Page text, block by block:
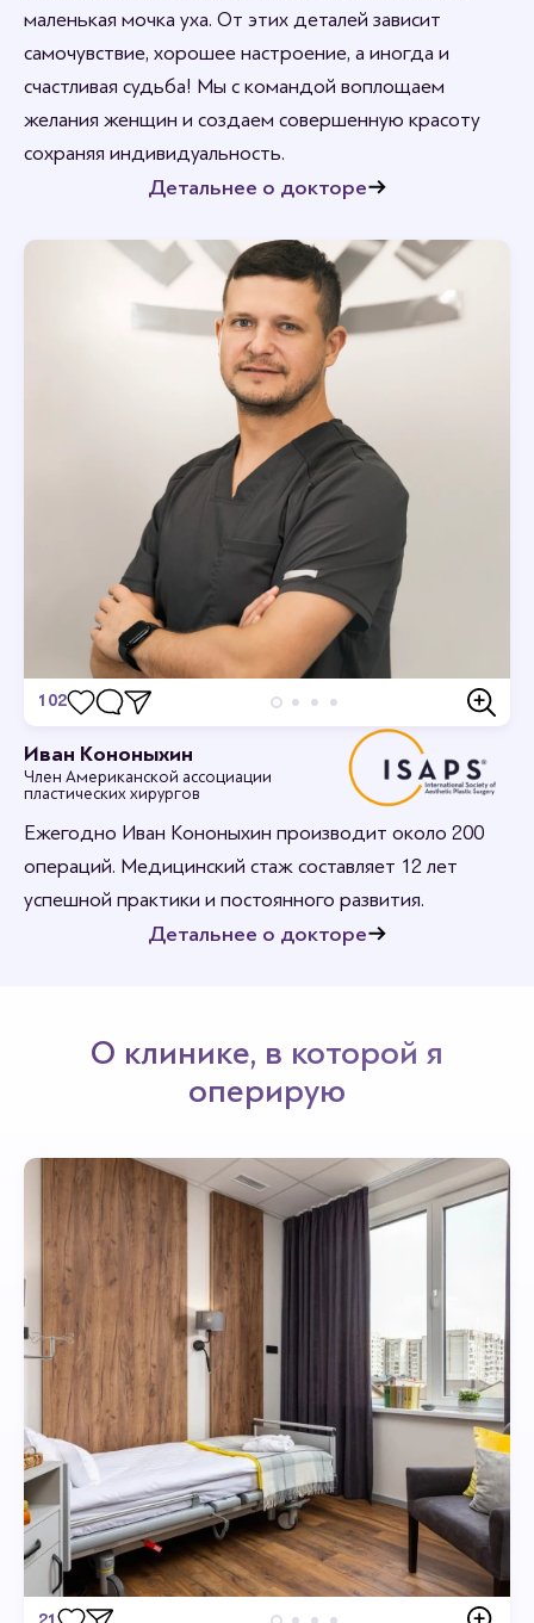
маленькая мочка уха. От этих деталей зависит
самочувствие, хорошее настроение, а иногда и
счастливая судьба! Мы с командой воплощаем
желания женщин и создаем совершенную красоту
сохраняя индивидуальность.
Детальнее о докторе
Иван Кононыхин
Член Американской ассоциации
пластических хирургов
Ежегодно Иван Кононыхин производит около 200
операций. Медицинский стаж составляет 12 лет
успешной практики и постоянного развития.
Детальнее о докторе
102
Станьте первым кто оставит отзыв.
О клинике, в которой я
оперирую